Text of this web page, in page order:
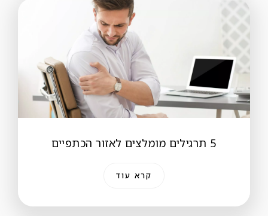
5 תרגילים מומלצים לאזור הכתפיים
קרא עוד